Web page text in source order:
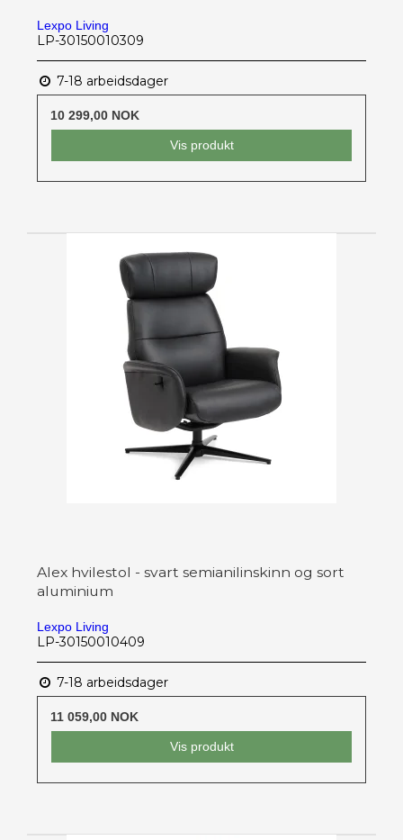
Lexpo Living
LP-30150010309
7-18 arbeidsdager
10 299,00 NOK
Vis produkt
Alex hvilestol - svart semianilinskinn og sort
aluminium
Lexpo Living
LP-30150010409
7-18 arbeidsdager
11 059,00 NOK
Vis produkt